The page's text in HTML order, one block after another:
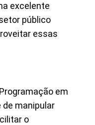
excelente
público
essas
em
de manipular
o